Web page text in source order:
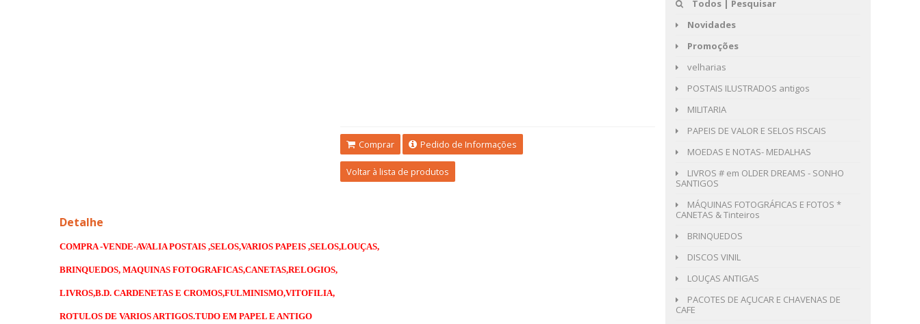
Comprar Pedido de Informações
Voltar à lista de produtos
Detalhe
COMPRA -VENDE-AVALIA POSTAIS ,SELOS,VARIOS PAPEIS ,SELOS,LOUÇAS,
BRINQUEDOS, MAQUINAS FOTOGRAFICAS,CANETAS,RELOGIOS,
LIVROS,B.D. CARDENETAS E CROMOS,FULMINISMO,VITOFILIA,
ROTULOS DE VARIOS ARTIGOS.TUDO EM PAPEL E ANTIGO
Todos | Pesquisar
Novidades
Promoções
velharias
POSTAIS ILUSTRADOS antigos
MILITARIA
PAPEIS DE VALOR E SELOS FISCAIS
MOEDAS E NOTAS- MEDALHAS
LIVROS # em OLDER DREAMS - SONHO
SANTIGOS
MÁQUINAS FOTOGRÁFICAS E FOTOS *
CANETAS & Tinteiros
BRINQUEDOS
DISCOS VINIL
LOUÇAS ANTIGAS
PACOTES DE AÇUCAR E CHAVENAS DE
CAFE